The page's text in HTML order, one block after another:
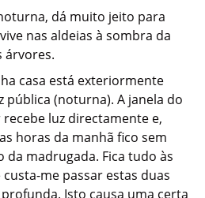
dá muito jeito para
nas aldeias à sombra da
árvores.
casa está exteriormente
pública (noturna). A janela do
luz directamente e,
horas da manhã fico sem
da madrugada. Fica tudo às
me passar estas duas
Isto causa uma certa